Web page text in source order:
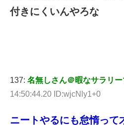
付きにくいんやろな
137: 名無しさん＠暇なサラリ
14:50:44.20 ID:wjcNly1+0
ニートやるにも怠惰っ